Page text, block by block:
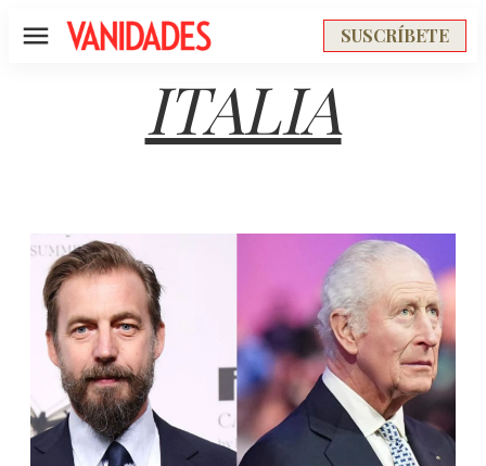
Menú SUSCRÍBETE
ITALIA